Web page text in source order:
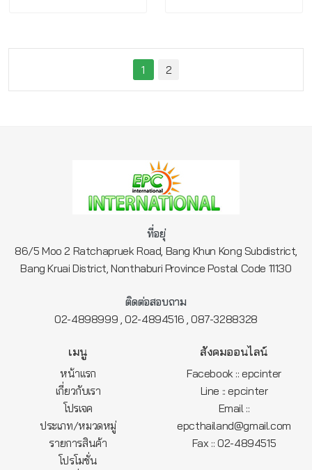
1 2
ที่อยุ่
86/5 Moo 2 Ratchapruek Road, Bang Khun Kong Subdistrict,
Bang Kruai District, Nonthaburi Province Postal Code 11130
ติดต่อสอบถาม
02-4898999 ,02-4894516 ,087-3288328
เมนู
หน้าแรก
เกี่ยวกับเรา
โปรเจค
ประเภท/หมวดหมู่
รายการสินค้า
โปรโมชั่น
สังคมออนไลน์
Facebook :: epcinter
Line :: epcinter
Email ::
epcthailand@gmail.com
Fax :: 02-4894515